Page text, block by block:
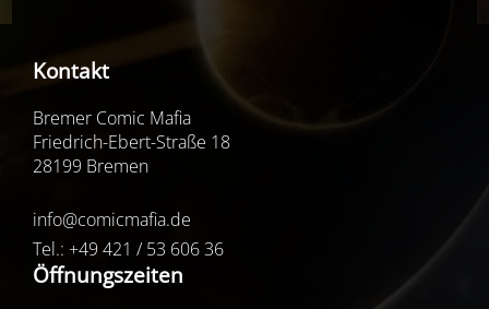
Kontakt
Bremer Comic Mafia
Friedrich-Ebert-Straße 18
28199 Bremen
info@comicmafia.de
Tel.: +49 421 / 53 606 36
Öffnungszeiten